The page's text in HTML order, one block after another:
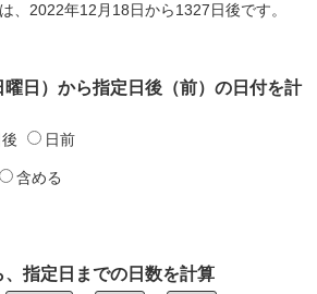
、2022年12月18日から1327日後です。
日）から指定日後（前）の日付を計
日前
含める
指定日までの日数を計算